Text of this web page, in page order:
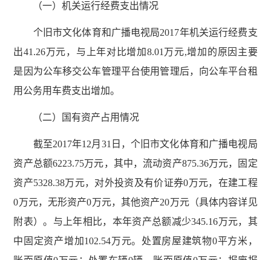
（一）机关运行经费支出情况
个旧市文化体育和广播电视局2017年机关运行经费支
出41.26万元，与上年对比增加8.01万元,增加的原因主要
是因为公车移交公车管理平台使用管理后，向公车平台租
用公务用车费支出增加。
（二）国有资产占用情况
截至2017年12月31日，个旧市文化体育和广播电视局
资产总额6223.75万元，其中，流动资产875.36万元，固定
资产5328.38万元，对外投资及有价证券0万元，在建工程
0万元，无形资产0万元，其他资产20万元（具体内容详见
附表）。与上年相比，本年资产总额减少345.16万元，其
中固定资产增加102.54万元。处置房屋建筑物0平方米，